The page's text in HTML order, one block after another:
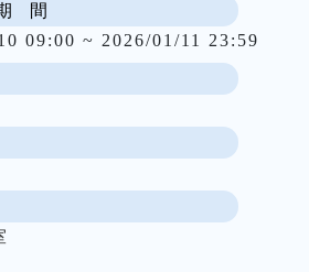
間
09:00 ~ 2026/01/11 23:59